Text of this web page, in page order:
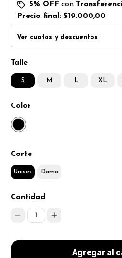
5% OFF con
Precio final:$19.000,00
Ver cuotas y descuentos
Talle
S M L XL
Color
Corte
Unisex Dama
Cantidad
1
Agregar al